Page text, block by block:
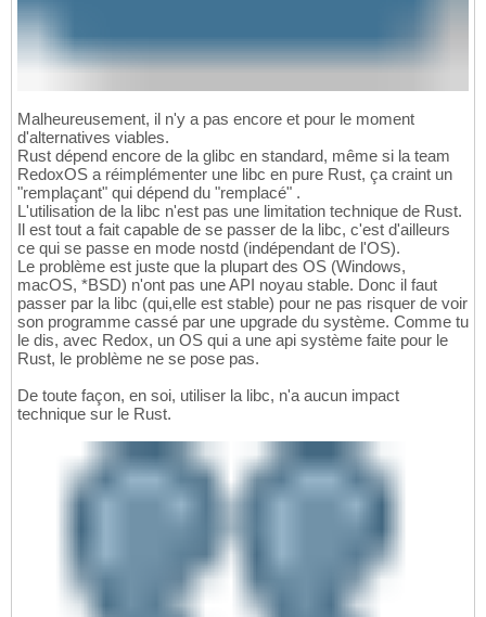
Malheureusement, il n'y a pas encore et pour le moment
d'alternatives viables.
Rust dépend encore de la glibc en standard, même si la team
RedoxOS a réimplémenter une libc en pure Rust, ça craint un
"remplaçant" qui dépend du "remplacé" .
L'utilisation de la libc n'est pas une limitation technique de Rust.
Il est tout a fait capable de se passer de la libc, c'est d'ailleurs
ce qui se passe en mode nostd (indépendant de l'OS).
Le problème est juste que la plupart des OS (Windows,
macOS, *BSD) n'ont pas une API noyau stable. Donc il faut
passer par la libc (qui,elle est stable) pour ne pas risquer de voir
son programme cassé par une upgrade du système. Comme tu
le dis, avec Redox, un OS qui a une api système faite pour le
Rust, le problème ne se pose pas.
De toute façon, en soi, utiliser la libc, n'a aucun impact
technique sur le Rust.